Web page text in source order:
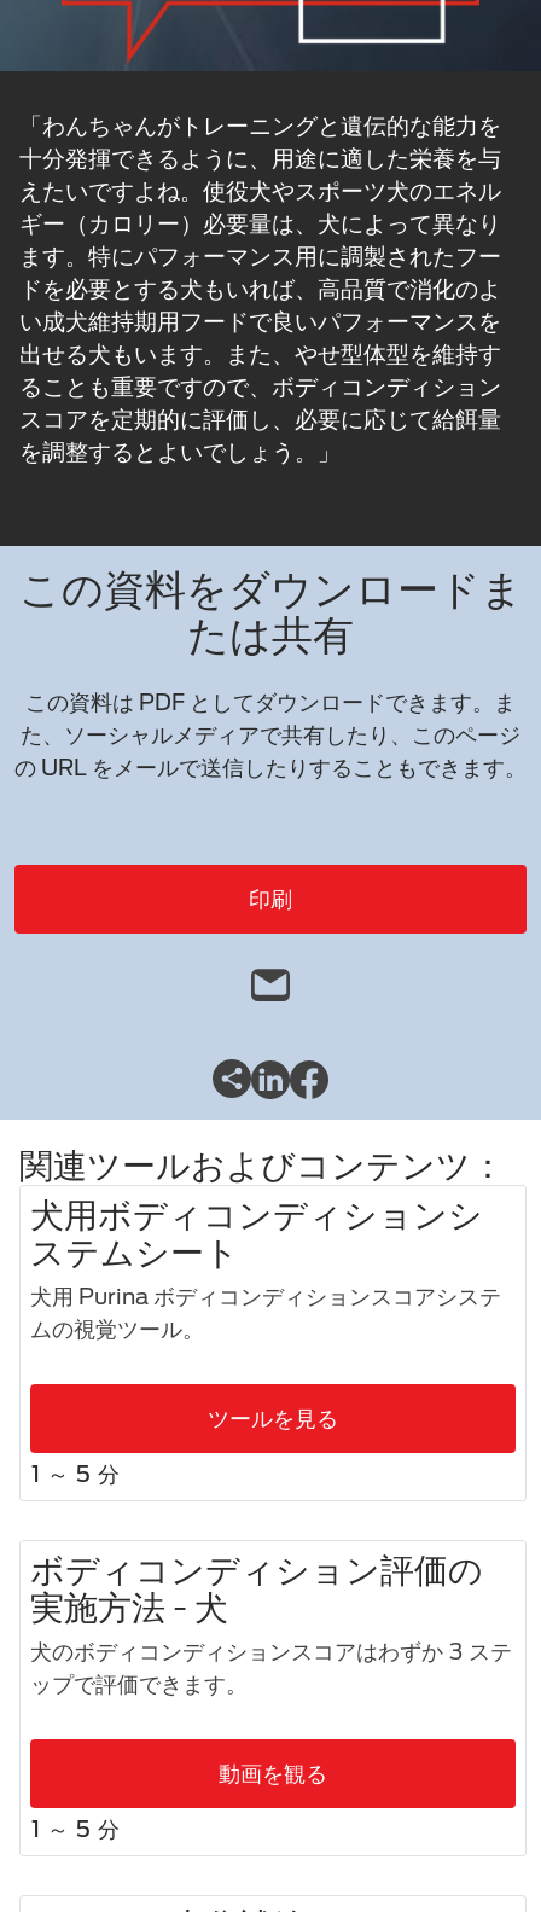
「わんちゃんがトレーニングと遺伝的な能力を
十分発揮できるように、用途に適した栄養を与
えたいですよね。使役犬やスポーツ犬のエネル
ギー（カロリー）必要量は、犬によって異なり
ます。特にパフォーマンス用に調製されたフー
ドを必要とする犬もいれば、高品質で消化のよ
い成犬維持期用フードで良いパフォーマンスを
出せる犬もいます。また、やせ型体型を維持す
ることも重要ですので、ボディコンディション
スコアを定期的に評価し、必要に応じて給餌量
を調整するとよいでしょう。」
この資料をダウンロードま
たは共有
この資料は PDF としてダウンロードできます。ま
た、ソーシャルメディアで共有したり、このページ
の URL をメールで送信したりすることもできます。
印刷
関連ツールおよびコンテンツ：
犬用ボディコンディションシ
ステムシート
犬用 Purina ボディコンディションスコアシステ
ムの視覚ツール。
ツールを見る
1 ～ 5 分
ボディコンディション評価の
実施方法 - 犬
犬のボディコンディションスコアはわずか 3 ステ
ップで評価できます。
動画を観る
1 ～ 5 分